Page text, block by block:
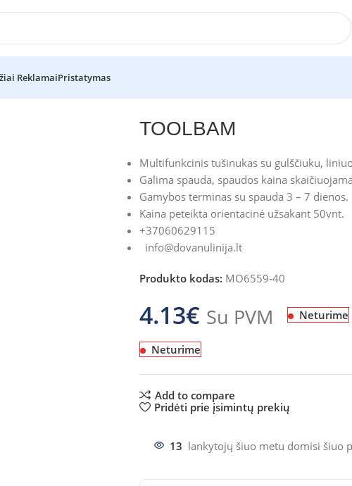
ReklamaiPristatymas
TOOLBAM
Multifunkcinis tušinukas su gulščiuku,
Galima spauda, spaudos kaina
Gamybos terminas su spauda 3 – 7 dienos.
Kaina peteikta orientacinė užsakant 50vnt.
+37060629115
info@dovanulinija.lt
Produkto kodas: MO6559-40
4.13€ Su PVM Neturime
Neturime
Add to compare
Pridėti prie įsimintų prekių
13 lankytojų šiuo metu domisi šiuo